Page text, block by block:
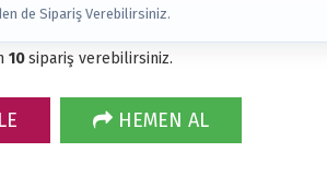
de Sipariş Verebilirsiniz.
10sipariş verebilirsiniz.
HEMEN AL